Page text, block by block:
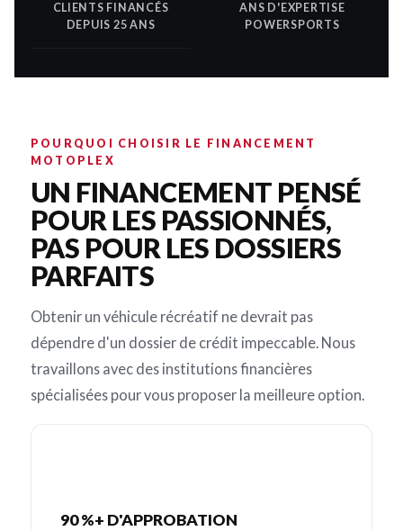
CLIENTS FINANCÉS
DEPUIS 25 ANS
ANS D'EXPERTISE
POWERSPORTS
POURQUOI CHOISIR LE FINANCEMENT
MOTOPLEX
UN FINANCEMENT PENSÉ
POUR LES PASSIONNÉS,
PAS POUR LES DOSSIERS
PARFAITS
Obtenir un véhicule récréatif ne devrait pas
dépendre d'un dossier de crédit impeccable. Nous
travaillons avec des institutions financières
spécialisées pour vous proposer la meilleure option.
90 %+ D'APPROBATION